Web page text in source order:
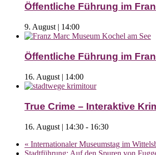
Öffentliche Führung im
9. August | 14:00
Öffentliche Führung im
16. August | 14:00
True Crime – Interaktive
16. August | 14:30 - 16:30
« Internationaler Museumstag im
Stadtführung: Auf den Spuren von